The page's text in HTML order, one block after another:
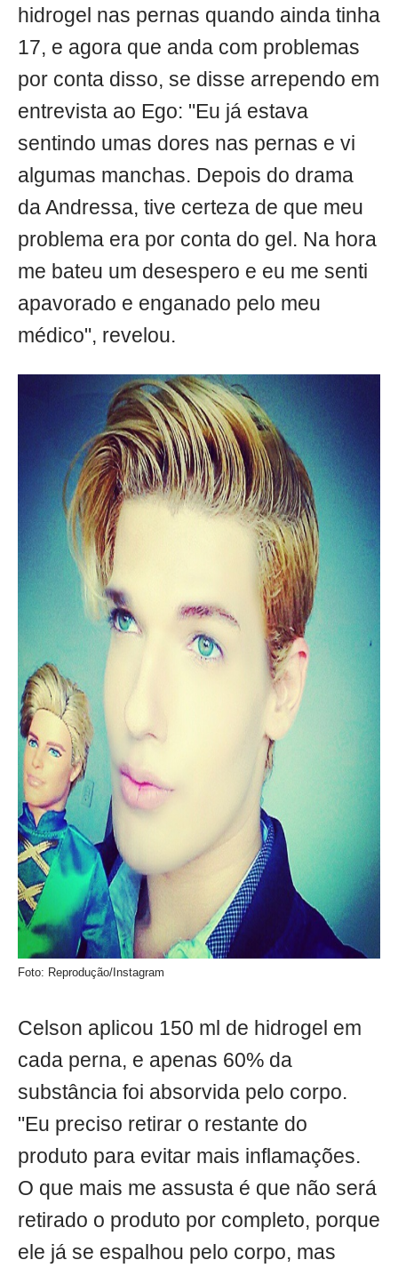
hidrogel nas pernas quando ainda tinha
17, e agora que anda com problemas
por conta disso, se disse arrependo em
entrevista ao Ego: "Eu já estava
sentindo umas dores nas pernas e vi
algumas manchas. Depois do drama
da Andressa, tive certeza de que meu
problema era por conta do gel. Na hora
me bateu um desespero e eu me senti
apavorado e enganado pelo meu
médico", revelou.
Foto: Reprodução/Instagram
Celson aplicou 150 ml de hidrogel em
cada perna, e apenas 60% da
substância foi absorvida pelo corpo.
"Eu preciso retirar o restante do
produto para evitar mais inflamações.
O que mais me assusta é que não será
retirado o produto por completo, porque
ele já se espalhou pelo corpo, mas